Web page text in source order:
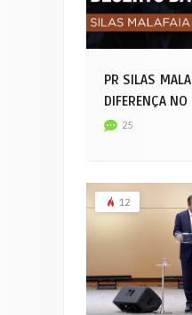
PR SILAS
DIFERENÇA NO
25
12